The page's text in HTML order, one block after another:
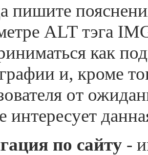
пишите
ALT тэга
как
и, кроме
от
интересует
по сайту -